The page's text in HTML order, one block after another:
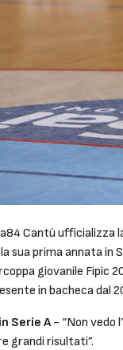
Cantù ufficializza
sua prima annata
giovanile Fipic
in bacheca dal
Serie A- “Non vedo
grandi risultati”.